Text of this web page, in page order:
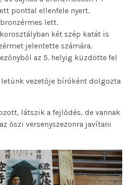
ponttal ellenfele nyert.
lett.
két szép katát is
t jelentette számára.
az 5. helyig küzdötte fel
vezetője bíróként dolgozta
látszik a fejlődés, de vannak
őszi versenyszezonra javítani